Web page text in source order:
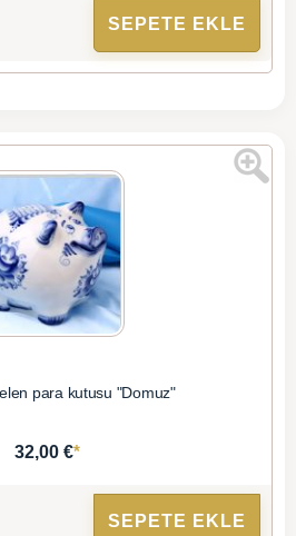
SEPETE EKLE
para kutusu "Domuz"
32,00 €*
SEPETE EKLE